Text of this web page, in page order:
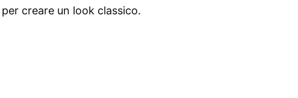
creare un look classico.